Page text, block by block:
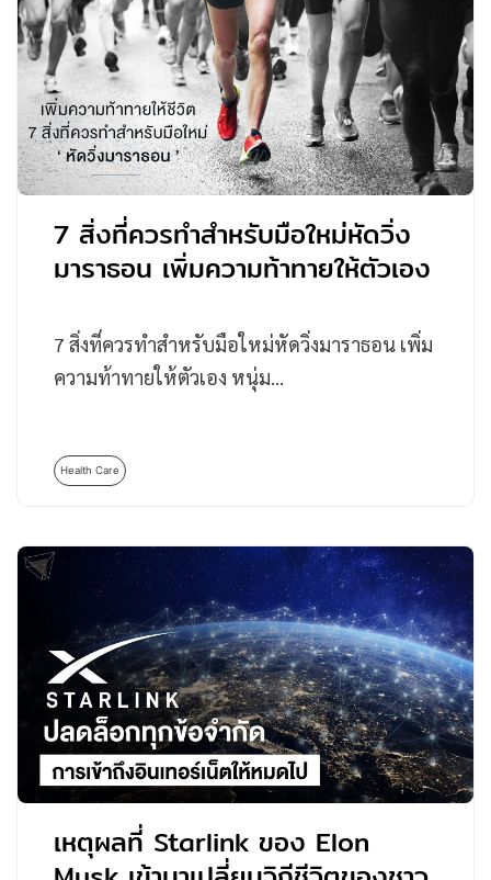
7 สิ่งที่ควรทำสำหรับมือใหม่หัดวิ่ง
มาราธอน เพิ่มความท้าทายให้ตัวเอง
7 สิ่งที่ควรทำสำหรับมือใหม่หัดวิ่งมาราธอน เพิ่ม
ความท้าทายให้ตัวเอง หนุ่ม…
Health Care
เหตุผลที่ Starlink ของ Elon